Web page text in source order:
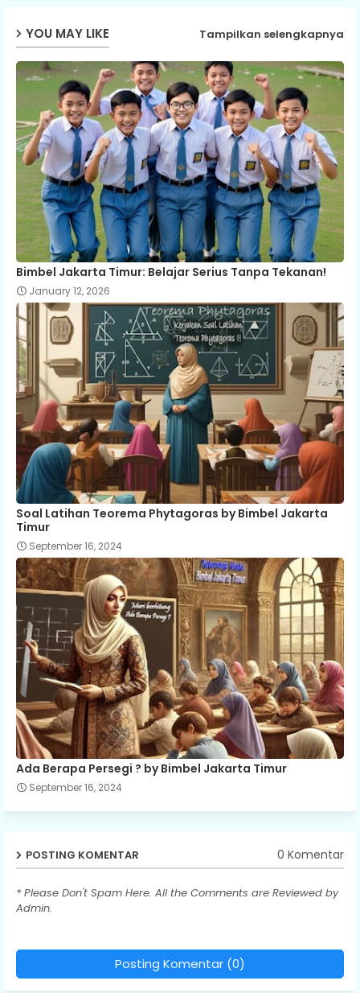
YOU MAY LIKE Tampilkan selengkapnya
Bimbel Jakarta Timur: Belajar Serius Tanpa Tekanan!
January 12, 2026
Soal Latihan Teorema Phytagoras by Bimbel Jakarta
Timur
September 16, 2024
Ada Berapa Persegi ? by Bimbel Jakarta Timur
September 16, 2024
POSTING KOMENTAR 0 Komentar
* Please Don't Spam Here. All the Comments are Reviewed by
Admin.
Posting Komentar (0)